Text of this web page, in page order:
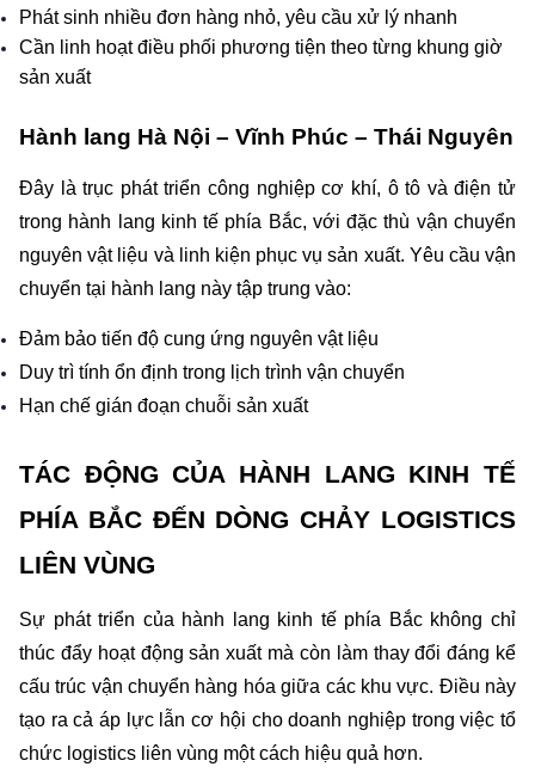
Phát sinh nhiều đơn hàng nhỏ, yêu cầu xử lý nhanh
Cần linh hoạt điều phối phương tiện theo từng khung giờ
sản xuất
Hành lang Hà Nội – Vĩnh Phúc – Thái Nguyên
Đây là trục phát triển công nghiệp cơ khí, ô tô và điện tử
trong hành lang kinh tế phía Bắc, với đặc thù vận chuyển
nguyên vật liệu và linh kiện phục vụ sản xuất. Yêu cầu vận
chuyển tại hành lang này tập trung vào:
Đảm bảo tiến độ cung ứng nguyên vật liệu
Duy trì tính ổn định trong lịch trình vận chuyển
Hạn chế gián đoạn chuỗi sản xuất
TÁC ĐỘNG CỦA HÀNH LANG KINH TẾ
PHÍA BẮC ĐẾN DÒNG CHẢY LOGISTICS
LIÊN VÙNG
Sự phát triển của hành lang kinh tế phía Bắc không chỉ
thúc đẩy hoạt động sản xuất mà còn làm thay đổi đáng kể
cấu trúc vận chuyển hàng hóa giữa các khu vực. Điều này
tạo ra cả áp lực lẫn cơ hội cho doanh nghiệp trong việc tổ
chức logistics liên vùng một cách hiệu quả hơn.